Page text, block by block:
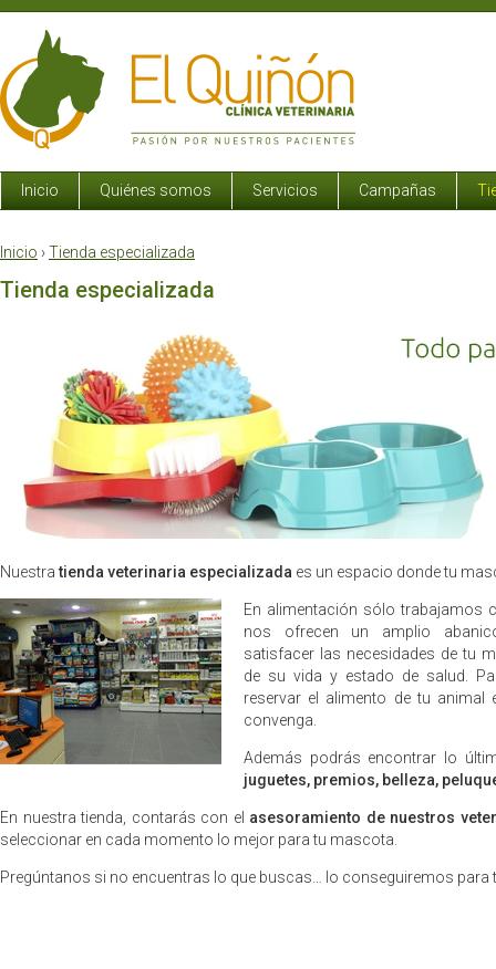
Inicio Quiénes somos Servicios Campañas
Inicio ›Tienda especializada
Tienda especializada
Nuestratienda veterinaria especializada es un espacio donde tu
En alimentación sólo trabajamos
nos ofrecen un amplio
satisfacer las necesidades de tu
de su vida y estado de salud.
reservar el alimento de tu
convenga.
Además podrás encontrar lo
juguetes, premios, belleza,
En nuestra tienda, contarás con el asesoramiento de nuestros
seleccionar en cada momento lo mejor para tu mascota.
Pregúntanos si no encuentras lo que buscas… lo conseguiremos para